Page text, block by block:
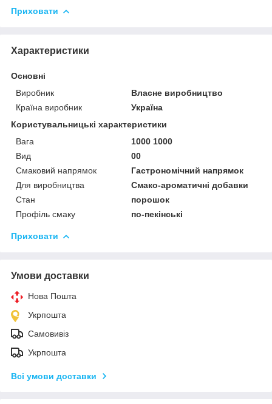
Приховати
Характеристики
Основні
Виробник
Власне виробництво
Країна виробник
Україна
Користувальницькі характеристики
Вага
1000 1000
Вид
00
Смаковий напрямок
Гастрономічний напрямок
Для виробництва
Смако-ароматичні добавки
Стан
порошок
Профіль смаку
по-пекінські
Приховати
Умови доставки
Нова Пошта
Укрпошта
Самовивіз
Укрпошта
Всі умови доставки